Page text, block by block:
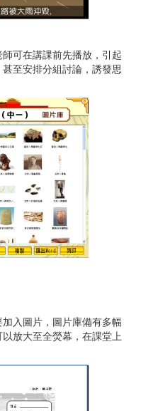
可在講課前先播放，引起
至安排分組討論，誘發思
入圖片，圖片庫備有多幅
放大至全熒幕，在課堂上